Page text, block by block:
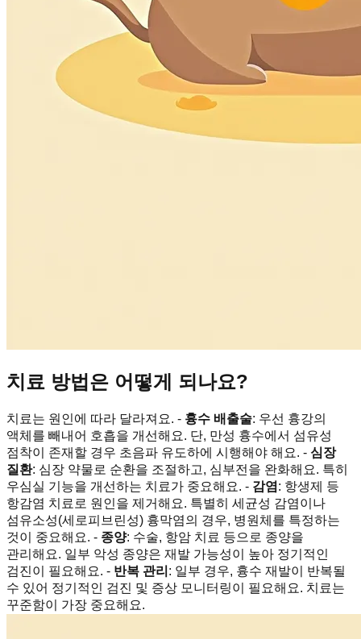
치료 방법은 어떻게 되나요?
치료는 원인에 따라 달라져요. - 흉수 배출술: 우선 흉강의
액체를 빼내어 호흡을 개선해요. 단, 만성 흉수에서 섬유성
점착이 존재할 경우 초음파 유도하에 시행해야 해요. - 심장
질환: 심장 약물로 순환을 조절하고, 심부전을 완화해요. 특히
우심실 기능을 개선하는 치료가 중요해요. - 감염: 항생제 등
항감염 치료로 원인을 제거해요. 특별히 세균성 감염이나
섬유소성(세로피브린성) 흉막염의 경우, 병원체를 특정하는
것이 중요해요. - 종양: 수술, 항암 치료 등으로 종양을
관리해요. 일부 악성 종양은 재발 가능성이 높아 정기적인
검진이 필요해요. - 반복 관리 : 일부 경우, 흉수 재발이 반복될
수 있어 정기적인 검진 및 증상 모니터링이 필요해요. 치료는
꾸준함이 가장 중요해요.